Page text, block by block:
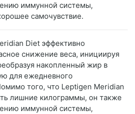
иммунной системы,
самочувствие.
Diеt эффективно
снижение веса, инициируя
накопленный жир в
для ежедневного
того, что Leptigen Meridian
лишние килограммы, он также
иммунной системы,